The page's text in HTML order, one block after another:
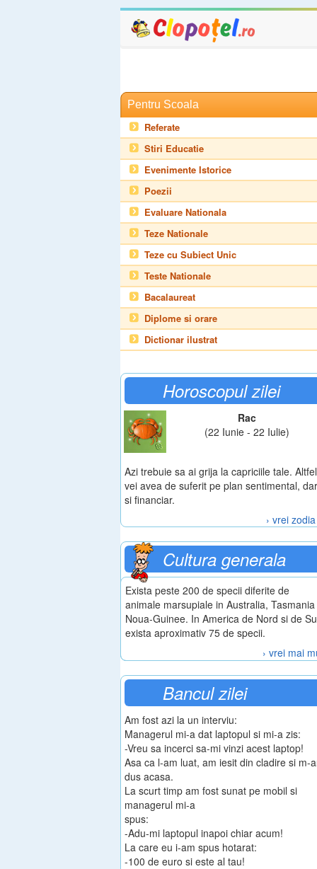
Pentru Scoala
Referate
Stiri Educatie
Evenimente Istorice
Poezii
Evaluare Nationala
Teze Nationale
Teze cu Subiect Unic
Teste Nationale
Bacalaureat
Diplome si orare
Dictionar ilustrat
Horoscopul zilei
Rac
(22 Iunie - 22 Iulie)
Azi trebuie sa ai grija la capriciile tale. Altfel
vei avea de suferit pe plan sentimental, dar
si financiar.
› vrei
Cultura generala
Exista peste 200 de specii diferite de
animale marsupiale in Australia,
Noua-Guinee. In America de Nord si de
exista aproximativ 75 de specii.
› vrei mai
Bancul zilei
Am fost azi la un interviu:
Managerul mi-a dat laptopul si mi-a zis:
-Vreu sa incerci sa-mi vinzi acest laptop!
Asa ca l-am luat, am iesit din cladire si m-
dus acasa.
La scurt timp am fost sunat pe mobil si
managerul mi-a
spus:
-Adu-mi laptopul inapoi chiar acum!
La care eu i-am spus hotarat:
-100 de euro si este al tau!